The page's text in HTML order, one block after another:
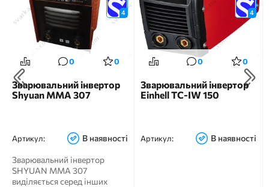
4
0 0
Зварювальний інвертор
Shyuan ММА 307
Артикул: В наявності
Зварювальний інвертор
SHYUAN ММА 307
виділяється серед інших
4
0 0
Зварювальний інвертор
Einhell TC-IW 150
Артикул: В наявності